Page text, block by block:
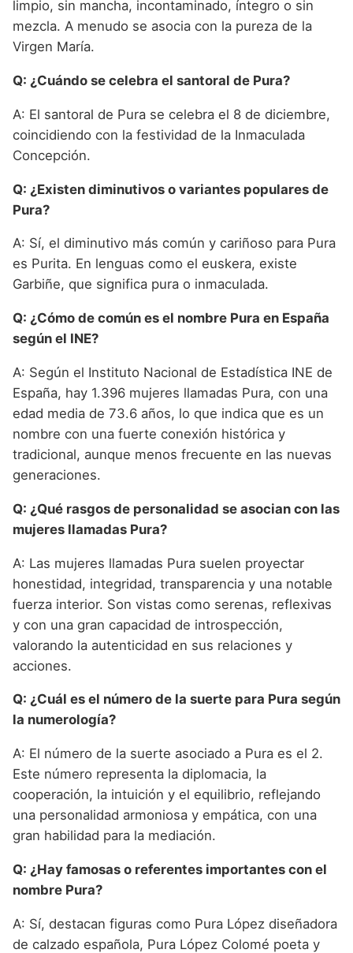
limpio, sin mancha, incontaminado, íntegro o sin
mezcla. A menudo se asocia con la pureza de la
Virgen María.
Q: ¿Cuándo se celebra el santoral de Pura?
A: El santoral de Pura se celebra el 8 de diciembre,
coincidiendo con la festividad de la Inmaculada
Concepción.
Q: ¿Existen diminutivos o variantes populares de
Pura?
A: Sí, el diminutivo más común y cariñoso para Pura
es Purita. En lenguas como el euskera, existe
Garbiñe, que significa pura o inmaculada.
Q: ¿Cómo de común es el nombre Pura en España
según el INE?
A: Según el Instituto Nacional de Estadística INE de
España, hay 1.396 mujeres llamadas Pura, con una
edad media de 73.6 años, lo que indica que es un
nombre con una fuerte conexión histórica y
tradicional, aunque menos frecuente en las nuevas
generaciones.
Q: ¿Qué rasgos de personalidad se asocian con las
mujeres llamadas Pura?
A: Las mujeres llamadas Pura suelen proyectar
honestidad, integridad, transparencia y una notable
fuerza interior. Son vistas como serenas, reflexivas
y con una gran capacidad de introspección,
valorando la autenticidad en sus relaciones y
acciones.
Q: ¿Cuál es el número de la suerte para Pura según
la numerología?
A: El número de la suerte asociado a Pura es el 2.
Este número representa la diplomacia, la
cooperación, la intuición y el equilibrio, reflejando
una personalidad armoniosa y empática, con una
gran habilidad para la mediación.
Q: ¿Hay famosas o referentes importantes con el
nombre Pura?
A: Sí, destacan figuras como Pura López diseñadora
de calzado española, Pura López Colomé poeta y